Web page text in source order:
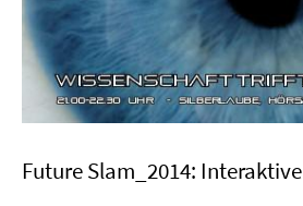
Future Slam_2014: